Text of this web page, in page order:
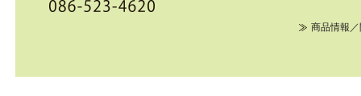
商品情報